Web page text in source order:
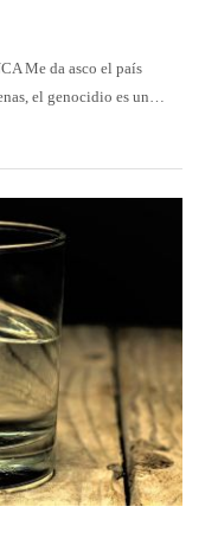
Me da asco el país
el genocidio es un…